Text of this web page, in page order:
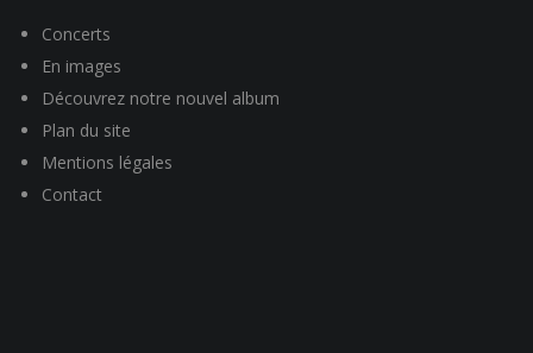
Concerts
En images
Découvrez notre nouvel album
Plan du site
Mentions légales
Contact